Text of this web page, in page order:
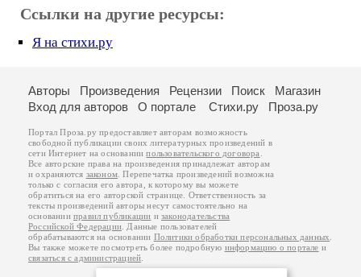
Ссылки на другие ресурсы:
Я на стихи.ру
Авторы Произведения Рецензии Поиск
Магазин
Вход для авторов
О портале Стихи.ру Проза.ру
Портал Проза.ру предоставляет авторам возможность
свободной публикации своих литературных произведений в
сети Интернет на основаниипользовательского договора
Все авторские права на произведения принадлежат авторам
и охраняются законом . Перепечатка произведений возможна
только с согласия его автора, к которому вы можете
обратиться на его авторской странице. Ответственность за
тексты произведений авторы несут самостоятельно на
основанииправил публикации изаконодательства
Российской Федерации . Данные пользователей
обрабатываются на основании Политики обработки персональных данных
Вы также можете посмотреть более подробную информацию о портале и
связаться с администрацией